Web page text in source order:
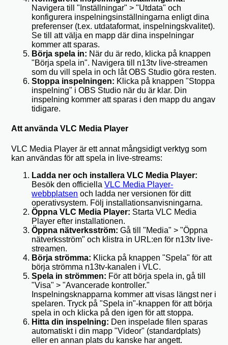
Navigera till "Inställningar" > "Utdata" och
konfigurera inspelningsinställningarna enligt dina
preferenser (t.ex. utdataformat, inspelningskvalitet).
Se till att välja en mapp där dina inspelningar
kommer att sparas.
Börja spela in: När du är redo, klicka på knappen
"Börja spela in". Navigera till n13tv live-streamen
som du vill spela in och låt OBS Studio göra resten.
Stoppa inspelningen: Klicka på knappen "Stoppa
inspelning" i OBS Studio när du är klar. Din
inspelning kommer att sparas i den mapp du angav
tidigare.
Att använda VLC Media Player
VLC Media Player är ett annat mångsidigt verktyg som
kan användas för att spela in live-streams:
Ladda ner och installera VLC Media Player:
Besök den officiellaVLC Media Player-
webbplatsen och ladda ner versionen för ditt
operativsystem. Följ installationsanvisningarna.
Öppna VLC Media Player: Starta VLC Media
Player efter installationen.
Öppna nätverksström: Gå till "Media" > "Öppna
nätverksström" och klistra in URL:en för n13tv live-
streamen.
Börja strömma: Klicka på knappen "Spela" för att
börja strömma n13tv-kanalen i VLC.
Spela in strömmen: För att börja spela in, gå till
"Visa" > "Avancerade kontroller."
Inspelningsknapparna kommer att visas längst ner i
spelaren. Tryck på "Spela in"-knappen för att börja
spela in och klicka på den igen för att stoppa.
Hitta din inspelning: Den inspelade filen sparas
automatiskt i din mapp "Videor" (standardplats)
eller en annan plats du kanske har angett.